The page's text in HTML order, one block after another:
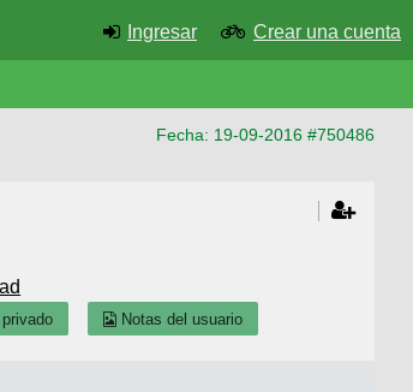
Ingresar Crear una cuenta
Fecha: 19-09-2016 #750486
Notas del usuario